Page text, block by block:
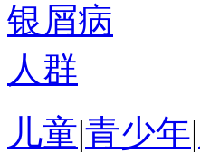
银屑病
人群
儿童|青少年|